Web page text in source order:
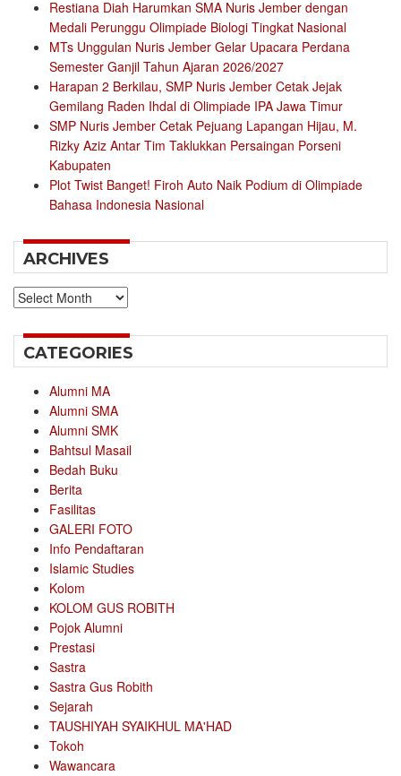
Restiana Diah Harumkan SMA Nuris Jember dengan
Medali Perunggu Olimpiade Biologi Tingkat Nasional
MTs Unggulan Nuris Jember Gelar Upacara Perdana
Semester Ganjil Tahun Ajaran 2026/2027
Harapan 2 Berkilau, SMP Nuris Jember Cetak Jejak
Gemilang Raden Ihdal di Olimpiade IPA Jawa Timur
SMP Nuris Jember Cetak Pejuang Lapangan Hijau, M.
Rizky Aziz Antar Tim Taklukkan Persaingan Porseni
Kabupaten
Plot Twist Banget! Firoh Auto Naik Podium di Olimpiade
Bahasa Indonesia Nasional
ARCHIVES
Archives
CATEGORIES
Alumni MA
Alumni SMA
Alumni SMK
Bahtsul Masail
Bedah Buku
Berita
Fasilitas
GALERI FOTO
Info Pendaftaran
Islamic Studies
Kolom
KOLOM GUS ROBITH
Pojok Alumni
Prestasi
Sastra
Sastra Gus Robith
Sejarah
TAUSHIYAH SYAIKHUL MA'HAD
Tokoh
Wawancara